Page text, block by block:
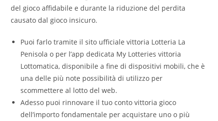
del gioco affidabile e durante la riduzione del perdita
causato dal gioco insicuro.
Puoi farlo tramite il sito ufficiale vittoria Lotteria La
Penisola o per l’app dedicata My Lotteries vittoria
Lottomatica, disponibile a fine di dispositivi mobili, che è
una delle più note possibilità di utilizzo per
scommettere al lotto del web.
Adesso puoi rinnovare il tuo conto vittoria gioco
dell’importo fondamentale per acquistare uno o più